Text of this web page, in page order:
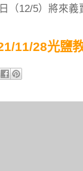
（12/5）將來
11/28光鹽